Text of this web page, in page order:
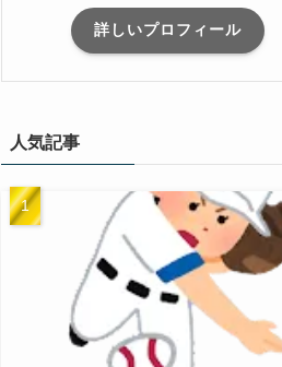
詳しいプロフィール
人気記事